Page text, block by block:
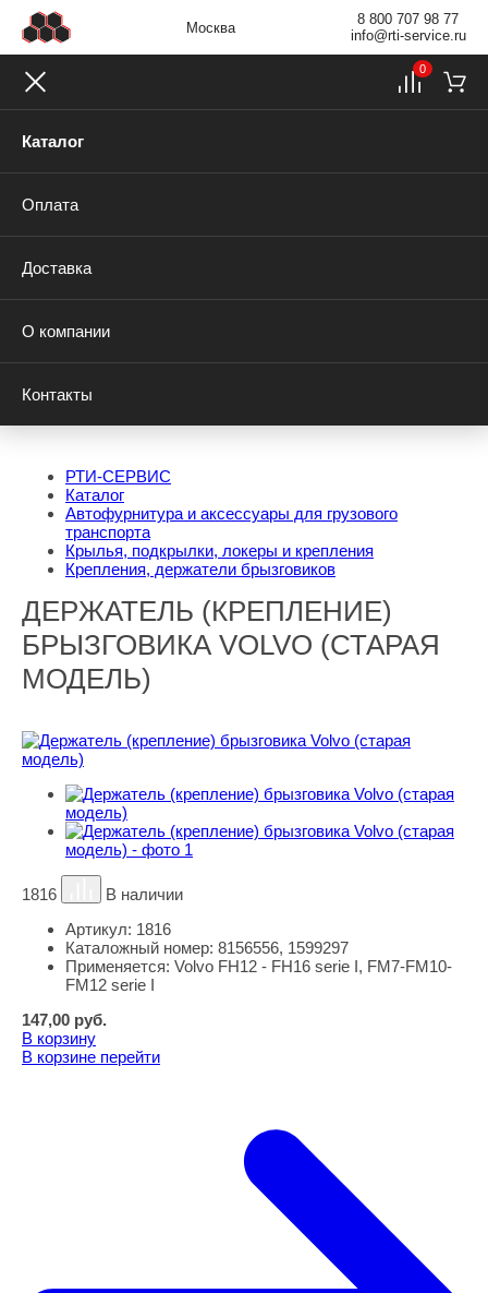
Москва
8 800 707 98 77
info@rti-service.ru
Каталог
Оплата
Доставка
О компании
Контакты
0
РТИ-СЕРВИС
Каталог
Автофурнитура и аксессуары для грузового
транспорта
Крылья, подкрылки, локеры и крепления
Крепления, держатели брызговиков
ДЕРЖАТЕЛЬ (КРЕПЛЕНИЕ)
БРЫЗГОВИКА VOLVO (СТАРАЯ
МОДЕЛЬ)
1816
В наличии
Артикул: 1816
Каталожный номер: 8156556, 1599297
Применяется: Volvo FH12 - FH16 serie I, FM7-FM10-
FM12 serie I
147,00 руб.
В корзину
В корзине перейти